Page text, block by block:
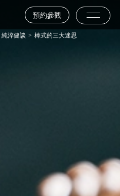
預約參觀
純淬健談 棒式的三大迷思